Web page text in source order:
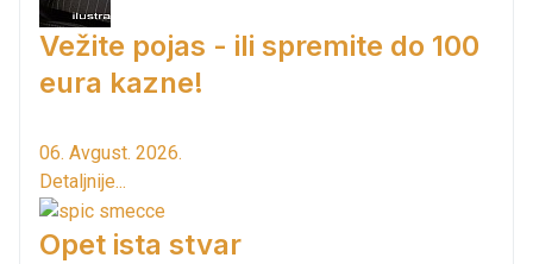
Vežite pojas - ili spremite do 100
eura kazne!
06. Avgust. 2026.
Detaljnije...
Opet ista stvar